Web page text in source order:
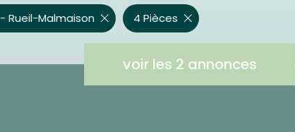
voir les 2 annonces
Rueil-Malmaison 4 Pièces